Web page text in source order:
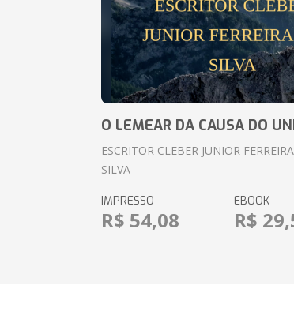
O LEMEAR DA CAUSA DO
ESCRITOR CLEBER JUNIOR
SILVA
IMPRESSO
R$ 54,08
EBOOK
R$